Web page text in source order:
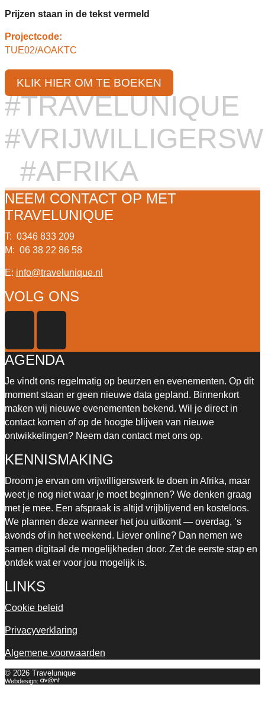
Prijzen staan in de tekst vermeld
Projectcode:
TUE02/AOAKTC
KLIK HIER OM TE BOEKEN
#TRAVELUNIQUE
#AFRIKA
NEEM CONTACT OP MET
TRAVELUNIQUE
T: 0346 833 209
M: 06 38 22 86 58
E: info@travelunique.nl
VOLG ONS
AGENDA
Je vindt ons regelmatig op beurzen en evenementen. Op dit
moment staan er geen nieuwe data gepland. Binnenkort
maken wij nieuwe evenementen bekend. Wil je direct in
contact komen of op de hoogte blijven van nieuwe
ontwikkelingen? Neem dan contact met ons op.
KENNISMAKING
Droom je ervan om vrijwilligerswerk te doen in Afrika, maar
weet je nog niet waar je moet beginnen? We denken graag
met je mee. Een afspraak is altijd vrijblijvend en kosteloos.
We plannen deze wanneer het jou uitkomt — overdag, ’s
avonds of in het weekend. Liever online? Dan nemen we
samen digitaal de mogelijkheden door. Zet de eerste stap en
ontdek wat er voor jou mogelijk is.
LINKS
Cookie beleid
Privacyverklaring
Algemene voorwaarden
© 2026 Travelunique
Webdesign: